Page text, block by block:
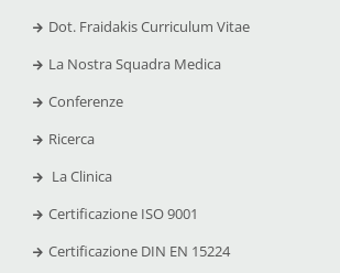
Dot. Fraidakis Curriculum Vitae
La Nostra Squadra Medica
Conferenze
Ricerca
La Clinica
Certificazione ISO 9001
Certificazione DIN EN 15224